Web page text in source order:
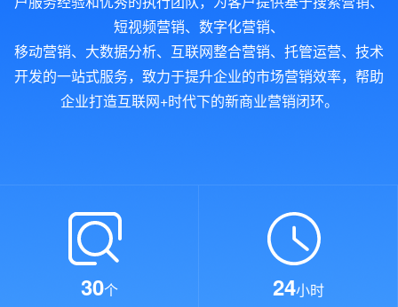
短视频营销、数字化营销、
移动营销、大数据分析、互联网整合营销、托管运营、技术
开发的一站式服务，致力于提升企业的市场营销效率，帮助
企业打造互联网+时代下的新商业营销闭环。
30个 24小时